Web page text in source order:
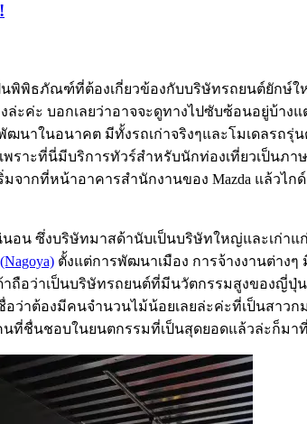
นพิพิธภัณฑ์ที่ต้องเกี่ยวข้องกับบริษัทรถยนต์ยักษ์
งล่ะค่ะ บอกเลยว่าอาจจะดูทางไปซับซ้อนอยู่
นาในอนาคต มีทั้งรถเก่าจริงๆและโมเดลรถ
ราะที่นี่มีบริการทัวร์สำหรับนักท่องเที่ยวเป็นภา
มจากที่หน้าอาคารสำนักงานของ Mazda แล้วไก
อน ซึ่งบริษัทมาสด้านับเป็นบริษัทใหญ่และเก่
ตั้งแต่การพัฒนาเมือง การจ้างงานต่างๆ
ถือว่าเป็นบริษัทรถยนต์ที่มีนวัตกรรมสูงของญี่
ชื่อว่าต้องมีคนจำนวนไม้น้อยเลยล่ะค่ะที่เป็นสา
ที่ชื่นชอบในยนตกรรมที่เป็นสุดยอดแล้วล่ะก็มา